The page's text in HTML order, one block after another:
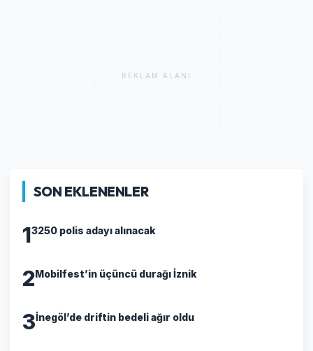
REKLAM ALANI
SON EKLENENLER
13250 polis adayı alınacak
2Mobilfest’in üçüncü durağı İznik
3İnegöl’de driftin bedeli ağır oldu